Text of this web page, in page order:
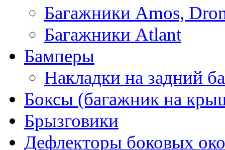
Багажники Amos,
Багажники Atlant
Бамперы
Накладки на задний
Боксы (багажник на
Брызговики
Дефлекторы боковых